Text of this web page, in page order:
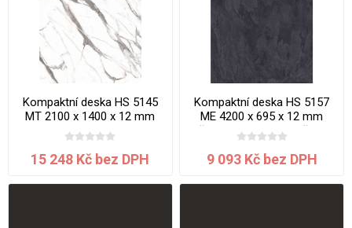
Kompaktní deska HS 5145
MT 2100 x 1400 x 12 mm
Mramor jádro bílé
15 248 Kč bez DPH
Kompaktní deska HS 5157
ME 4200 x 695 x 12 mm
Břidlice Mosela jádro černé
9 093 Kč bez DPH